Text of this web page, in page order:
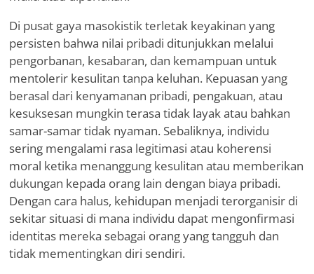
Di pusat gaya masokistik terletak keyakinan yang
persisten bahwa nilai pribadi ditunjukkan melalui
pengorbanan, kesabaran, dan kemampuan untuk
mentolerir kesulitan tanpa keluhan. Kepuasan yang
berasal dari kenyamanan pribadi, pengakuan, atau
kesuksesan mungkin terasa tidak layak atau bahkan
samar-samar tidak nyaman. Sebaliknya, individu
sering mengalami rasa legitimasi atau koherensi
moral ketika menanggung kesulitan atau memberikan
dukungan kepada orang lain dengan biaya pribadi.
Dengan cara halus, kehidupan menjadi terorganisir di
sekitar situasi di mana individu dapat mengonfirmasi
identitas mereka sebagai orang yang tangguh dan
tidak mementingkan diri sendiri.